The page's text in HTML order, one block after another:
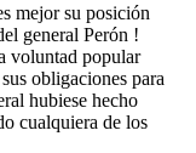
mejor su posición
general Perón !
voluntad popular
obligaciones para
hubiese hecho
cualquiera de los